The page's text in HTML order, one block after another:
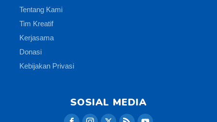
Tentang Kami
Tim Kreatif
Kerjasama
Donasi
Kebijakan Privasi
SOSIAL MEDIA